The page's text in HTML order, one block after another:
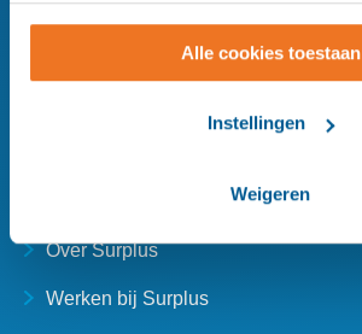
wijzigen.
Alle cookies toestaan
Instellingen
Weigeren
Over Surplus
Werken bij Surplus